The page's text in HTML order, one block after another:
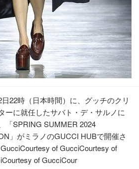
22時（日本時間）に、グッチのクリ
ーに就任したサバト・デ・サルノに
「SPRING SUMMER 2024
」がミラノのGUCCI HUBで開催さ
of GucciCourtesy of
of GucciCour